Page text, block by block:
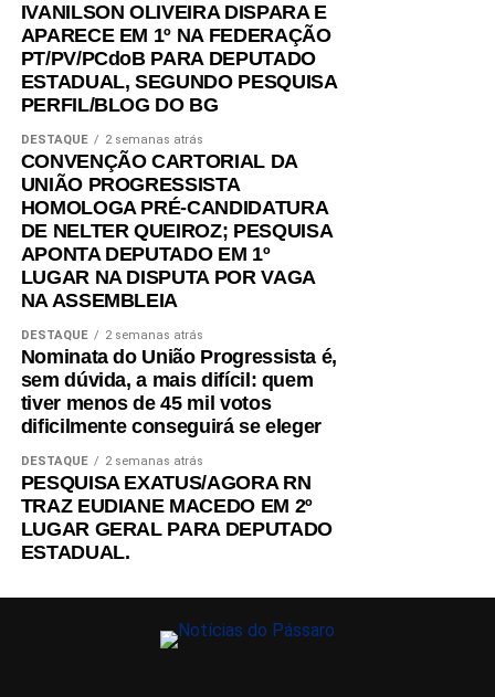
IVANILSON OLIVEIRA DISPARA E
APARECE EM 1º NA FEDERAÇÃO
PT/PV/PCdoB PARA DEPUTADO
ESTADUAL, SEGUNDO PESQUISA
PERFIL/BLOG DO BG
DESTAQUE 2 semanas atrás
CONVENÇÃO CARTORIAL DA
UNIÃO PROGRESSISTA
HOMOLOGA PRÉ-CANDIDATURA
DE NELTER QUEIROZ; PESQUISA
APONTA DEPUTADO EM 1º
LUGAR NA DISPUTA POR VAGA
NA ASSEMBLEIA
DESTAQUE 2 semanas atrás
Nominata do União Progressista é,
sem dúvida, a mais difícil: quem
tiver menos de 45 mil votos
dificilmente conseguirá se eleger
DESTAQUE 2 semanas atrás
PESQUISA EXATUS/AGORA RN
TRAZ EUDIANE MACEDO EM 2º
LUGAR GERAL PARA DEPUTADO
ESTADUAL.